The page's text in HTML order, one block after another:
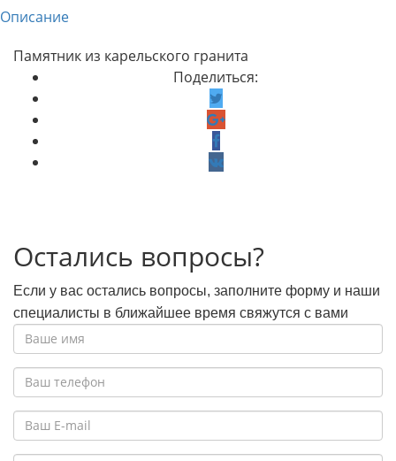
Описание
Памятник из карельского гранита
Поделиться:
Остались вопросы?
Если у вас остались вопросы, заполните форму и наши
специалисты в ближайшее время свяжутся с вами